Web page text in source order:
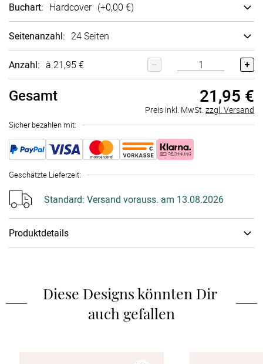
Buchart: Hard­cover (+0,00 €)
Seitenanzahl: 24 Seiten
Anzahl: à 21,95 €
Gesamt 21,95 €
Preis inkl. MwSt. zzgl. Versand
Sicher bezahlen mit:
Geschätzte Lieferzeit:
Standard: Versand vorauss. am 13.08.2026
Produktdetails
die Ewigkeit festzuhalten.
Diese Designs könnten Dir
auch gefallen